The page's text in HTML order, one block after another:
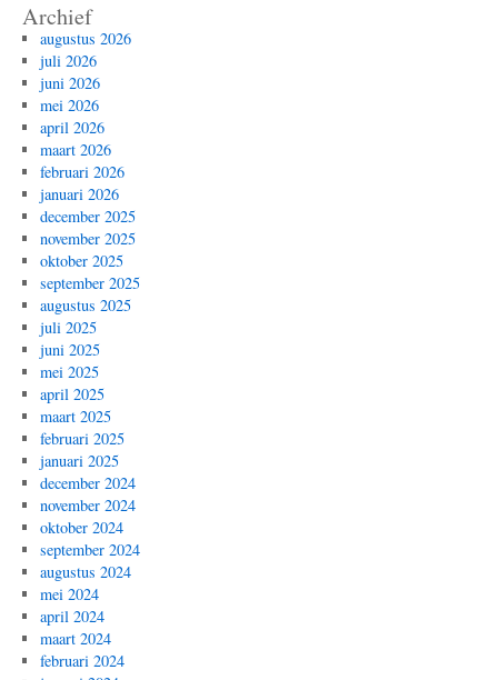
Archief
augustus 2026
juli 2026
juni 2026
mei 2026
april 2026
maart 2026
februari 2026
januari 2026
december 2025
november 2025
oktober 2025
september 2025
augustus 2025
juli 2025
juni 2025
mei 2025
april 2025
maart 2025
februari 2025
januari 2025
december 2024
november 2024
oktober 2024
september 2024
augustus 2024
mei 2024
april 2024
maart 2024
februari 2024